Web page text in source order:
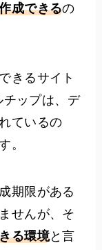
成できるの
きるサイト
チップは、デ
ているの
。
期限がある
せんが、そ
る環境と言